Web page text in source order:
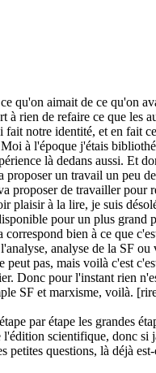
qu'on aimait de ce qu'on
rien de refaire ce que les
notre identité, et en fait
à l'époque j'étais
là dedans aussi. Et
un travail un peu
proposer de travailler pour
plaisir à la lire, je suis
pour un plus grand
bien à ce que
analyse de la SF
pas, mais voilà c'est
Donc pour l'instant rien
SF et marxisme, voilà.
par étape les grandes
scientifique, donc si
petites questions, là déjà